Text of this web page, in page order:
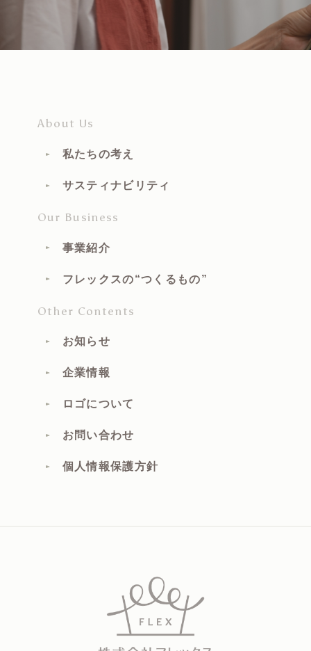
About Us
私たちの考え
サスティナビリティ
Our Business
事業紹介
フレックスの“つくるもの”
Other Contents
お知らせ
お問い合わせ
企業情報
個人情報保護方針
ロゴについて